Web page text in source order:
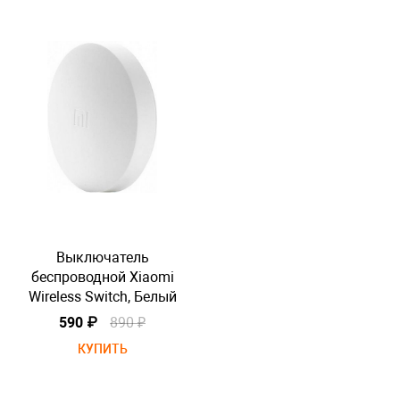
Выключатель
беспроводной Xiaomi
Wireless Switch, Белый
590 ₽
890 ₽
КУПИТЬ